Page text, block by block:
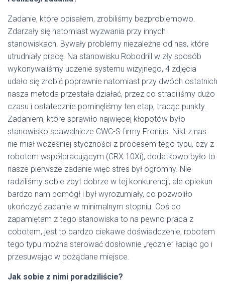
Zadanie, które opisałem, zrobiliśmy bezproblemowo.
Zdarzały się natomiast wyzwania przy innych
stanowiskach. Bywały problemy niezależne od nas, które
utrudniały pracę. Na stanowisku Robodrill w zły sposób
wykonywaliśmy uczenie systemu wizyjnego, 4 zdjęcia
udało się zrobić poprawnie natomiast przy dwóch ostatnich
nasza metoda przestała działać, przez co straciliśmy dużo
czasu i ostatecznie pominęliśmy ten etap, tracąc punkty.
Zadaniem, które sprawiło najwięcej kłopotów było
stanowisko spawalnicze CWC-S firmy Fronius. Nikt z nas
nie miał wcześniej styczności z procesem tego typu, czy z
robotem współpracującym (CRX 10Xi), dodatkowo było to
nasze pierwsze zadanie więc stres był ogromny. Nie
radziliśmy sobie zbyt dobrze w tej konkurencji, ale opiekun
bardzo nam pomógł i był wyrozumiały, co pozwoliło
ukończyć zadanie w minimalnym stopniu. Coś co
zapamiętam z tego stanowiska to na pewno praca z
cobotem, jest to bardzo ciekawe doświadczenie, robotem
tego typu można sterować dosłownie „ręcznie” łapiąc go i
przesuwając w pożądane miejsce.
Jak sobie z nimi poradziliście?